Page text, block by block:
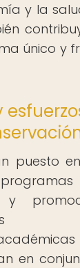
y la
único y
puesto
y
en